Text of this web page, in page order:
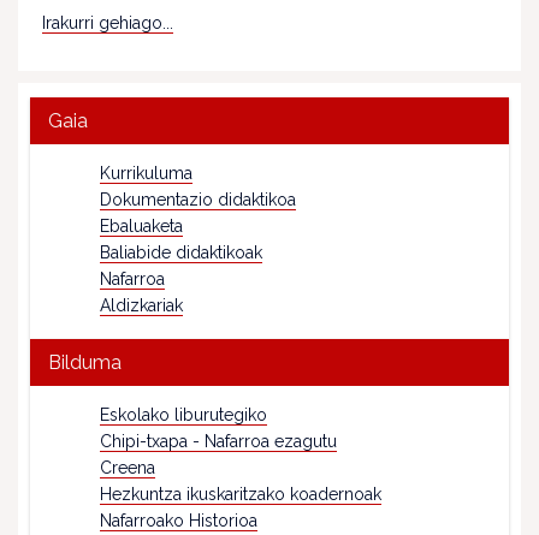
Irakurri gehiago...
Gaia
Kurrikuluma
Dokumentazio didaktikoa
Ebaluaketa
Baliabide didaktikoak
Nafarroa
Aldizkariak
Bilduma
Eskolako liburutegiko
Chipi-txapa - Nafarroa ezagutu
Creena
Hezkuntza ikuskaritzako koadernoak
Nafarroako Historioa